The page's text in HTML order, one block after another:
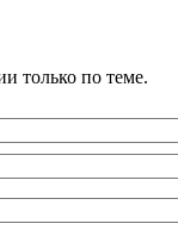
только по теме.